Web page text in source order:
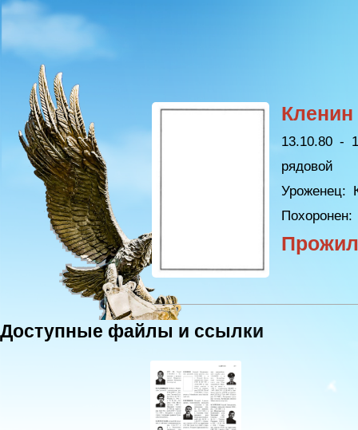
13.10.80 -
рядовой
Уроженец:
Похоронен:
Доступные файлы и ссылки